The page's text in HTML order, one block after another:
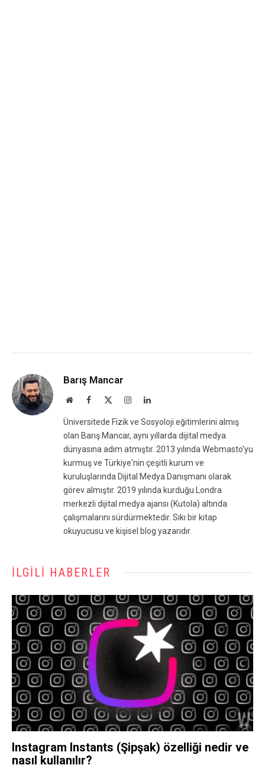
Barış Mancar
WebsiteFacebook InstagramLinkedIn
Üniversitede Fizik ve Sosyoloji eğitimlerini almış
olan Barış Mancar, aynı yıllarda dijital medya
dünyasına adım atmıştır. 2013 yılında Webmasto'yu
kurmuş ve Türkiye'nin çeşitli kurum ve
kuruluşlarında Dijital Medya Danışmanı olarak
görev almıştır. 2019 yılında kurduğu Londra
merkezli dijital medya ajansı (Kutola) altında
çalışmalarını sürdürmektedir. Sıkı bir kitap
okuyucusu ve kişisel blog yazarıdır.
İLGILI HABERLER
Instagram Instants (Şipşak) özelliği nedir ve
nasıl kullanılır?